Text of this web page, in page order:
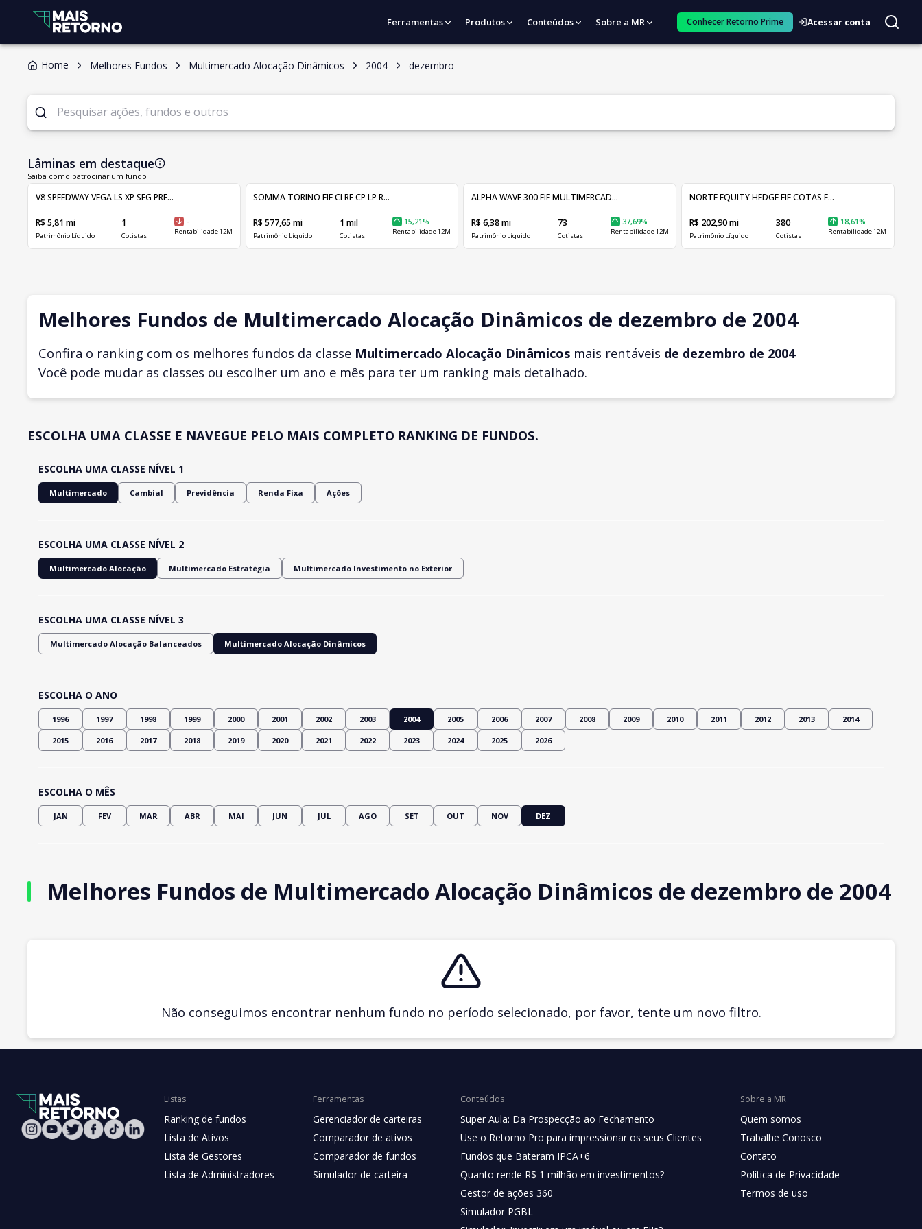
Ferramentas Produtos Conteúdos Sobre a MR Conhecer Retorno Prime Acessar conta
Home Melhores Fundos Multimercado Alocação Dinâmicos 2004 dezembro
Lâminas em destaque
Saiba como patrocinar um fundo
V8 SPEEDWAY VEGA LS XP SEG PRE...
R$ 5,81 mi
Patrimônio Líquido
1
Cotistas
-
Rentabilidade 12M
SOMMA TORINO FIF CI RF CP LP R...
R$ 577,65 mi
Patrimônio Líquido
1 mil
Cotistas
15,21%
Rentabilidade 12M
ALPHA WAVE 300 FIF MULTIMERCAD...
R$ 6,38 mi
Patrimônio Líquido
73
Cotistas
37,69%
Rentabilidade 12M
NORTE EQUITY HEDGE FIF COTAS F...
R$ 202,90 mi
Patrimônio Líquido
380
Cotistas
18,61%
Rentabilidade 12M
Melhores Fundos de Multimercado Alocação Dinâmicos de dezembro de 2004
Confira o ranking com os melhores fundos da classe Multimercado Alocação Dinâmicos mais rentáveis de dezembro de 2004
Você pode mudar as classes ou escolher um ano e mês para ter um ranking mais detalhado.
ESCOLHA UMA CLASSE E NAVEGUE PELO MAIS COMPLETO RANKING DE FUNDOS.
ESCOLHA UMA CLASSE NÍVEL 1
Multimercado Cambial Previdência Renda Fixa Ações
ESCOLHA UMA CLASSE NÍVEL 2
Multimercado Alocação Multimercado Estratégia Multimercado Investimento no Exterior
ESCOLHA UMA CLASSE NÍVEL 3
Multimercado Alocação Balanceados Multimercado Alocação Dinâmicos
ESCOLHA O ANO
1996 1997 1998 1999 2000 2001 2002 2003 2004 2005 2006 2007 2008 2009 2010 2011 2012 2013 2014
2015 2016 2017 2018 2019 2020 2021 2022 2023 2024 2025 2026
ESCOLHA O MÊS
JAN FEV MAR ABR MAI JUN JUL AGO SET OUT NOV DEZ
Melhores Fundos de Multimercado Alocação Dinâmicos de dezembro de 2004
Não conseguimos encontrar nenhum fundo no período selecionado, por favor, tente um novo filtro.
Listas
Ranking de fundos
Lista de Ativos
Lista de Gestores
Lista de Administradores
Ferramentas
Gerenciador de carteiras
Comparador de ativos
Comparador de fundos
Simulador de carteira
Conteúdos
Super Aula: Da Prospecção ao Fechamento
Use o Retorno Pro para impressionar os seus Clientes
Fundos que Bateram IPCA+6
Quanto rende R$ 1 milhão em investimentos?
Gestor de ações 360
Simulador PGBL
Sobre a MR
Quem somos
Trabalhe Conosco
Contato
Política de Privacidade
Termos de uso